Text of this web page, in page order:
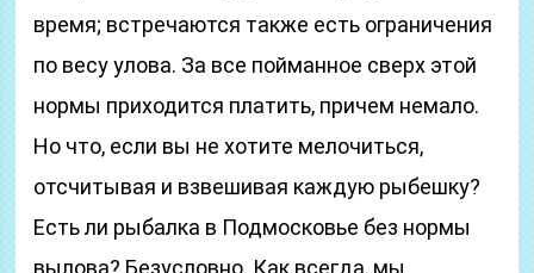
время; встречаются также есть ограничения
по весу улова. За все пойманное сверх этой
нормы приходится платить, причем немало.
Но что, если вы не хотите мелочиться,
отсчитывая и взвешивая каждую рыбешку?
Есть ли рыбалка в Подмосковье без нормы
вылова? Безусловно. Как всегда, мы